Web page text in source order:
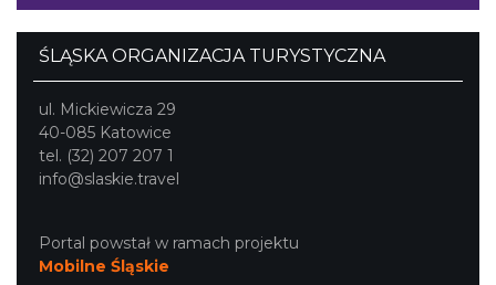
ŚLĄSKA ORGANIZACJA TURYSTYCZNA
ul. Mickiewicza 29
40-085 Katowice
tel. (32) 207 207 1
info@slaskie.travel
Portal powstał w ramach projektu
Mobilne Śląskie